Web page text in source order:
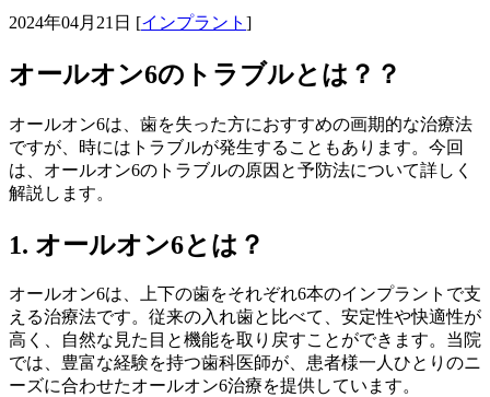
2024年04月21日 [インプラント ]
オールオン6のトラブルとは？？
オールオン6は、歯を失った方におすすめの画期的な治療法
ですが、時にはトラブルが発生することもあります。今回
は、オールオン6のトラブルの原因と予防法について詳しく
解説します。
1. オールオン6とは？
オールオン6は、上下の歯をそれぞれ6本のインプラントで支
える治療法です。従来の入れ歯と比べて、安定性や快適性が
高く、自然な見た目と機能を取り戻すことができます。当院
では、豊富な経験を持つ歯科医師が、患者様一人ひとりのニ
ーズに合わせたオールオン6治療を提供しています。